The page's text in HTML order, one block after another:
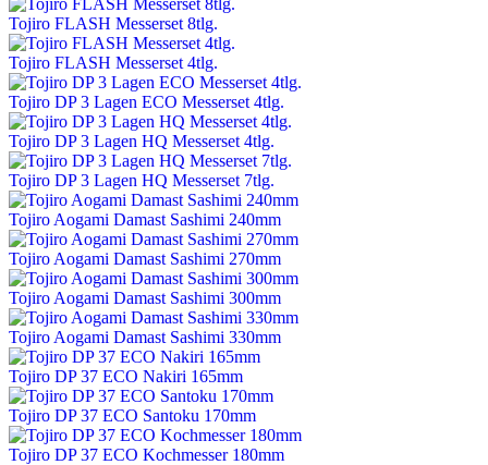
Tojiro FLASH Messerset 8tlg.
Tojiro FLASH Messerset 4tlg.
Tojiro DP 3 Lagen ECO Messerset 4tlg.
Tojiro DP 3 Lagen HQ Messerset 4tlg.
Tojiro DP 3 Lagen HQ Messerset 7tlg.
Tojiro Aogami Damast Sashimi 240mm
Tojiro Aogami Damast Sashimi 270mm
Tojiro Aogami Damast Sashimi 300mm
Tojiro Aogami Damast Sashimi 330mm
Tojiro DP 37 ECO Nakiri 165mm
Tojiro DP 37 ECO Santoku 170mm
Tojiro DP 37 ECO Kochmesser 180mm